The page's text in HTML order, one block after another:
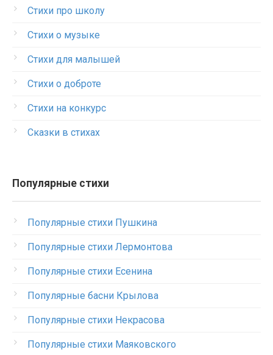
Стихи про школу
Стихи о музыке
Стихи для малышей
Стихи о доброте
Стихи на конкурс
Сказки в стихах
Популярные стихи
Популярные стихи Пушкина
Популярные стихи Лермонтова
Популярные стихи Есенина
Популярные басни Крылова
Популярные стихи Некрасова
Популярные стихи Маяковского